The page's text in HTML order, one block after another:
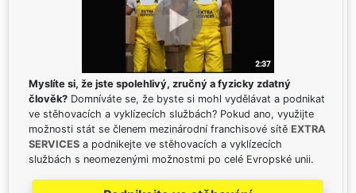
Myslíte si, že jste spolehlivý, zručný a fyzicky zdatný
člověk? Domníváte se, že byste si mohl vydělávat a podnikat
ve stěhovacích a vyklízecích službách? Pokud ano, využijte
možnosti stát se členem mezinárodní franchisové sítě EXTRA
SERVICES a podnikejte ve stěhovacích a vyklízecích
službách s neomezenými možnostmi po celé Evropské unii.